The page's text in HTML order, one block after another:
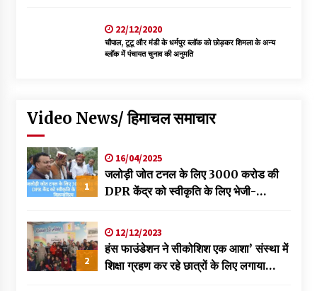
22/12/2020
चौपाल, टूटू और मंडी के धर्मपुर ब्लॉक को छोड़कर शिमला के अन्य
ब्लॉक में पंचायत चुनाव की अनुमति
Video News/ हिमाचल समाचार
1
16/04/2025
जलोड़ी जोत टनल के लिए 3000 करोड की
DPR केंद्र को स्वीकृति के लिए भेजी-
2
12/12/2023
हंस फाउंडेशन ने सीकोशिश एक आशा’ संस्था में
शिक्षा ग्रहण कर रहे छात्रों के लिए लगाया